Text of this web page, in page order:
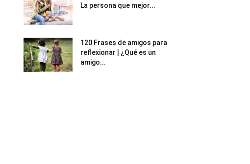
La persona que mejor...
120 Frases de amigos para
reflexionar | ¿Qué es un
amigo...